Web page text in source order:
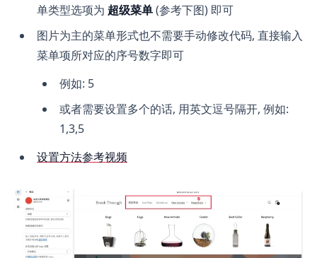
单类型选项为 超级菜单(参考下图) 即可
图片为主的菜单形式也不需要手动修改代码, 直接输入
菜单项所对应的序号数字即可
例如: 5
或者需要设置多个的话, 用英文逗号隔开, 例如:
1,3,5
设置方法参考视频